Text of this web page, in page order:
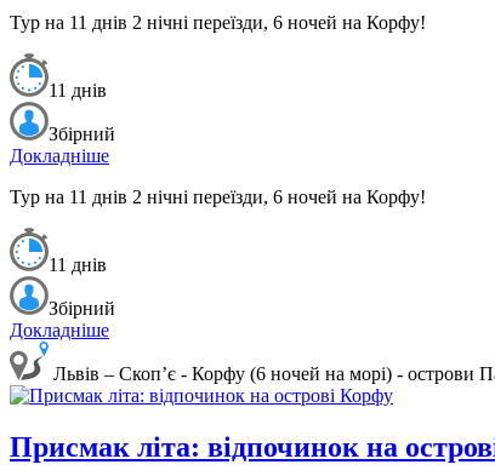
Тур на 11 днів 2 нічні переїзди, 6 ночей на Корфу!
11 днів
Збірний
Докладніше
Тур на 11 днів 2 нічні переїзди, 6 ночей на Корфу!
11 днів
Збірний
Докладніше
Львів – Скоп’є - Корфу (6 ночей на морі) - острови
Присмак літа: відпочинок на